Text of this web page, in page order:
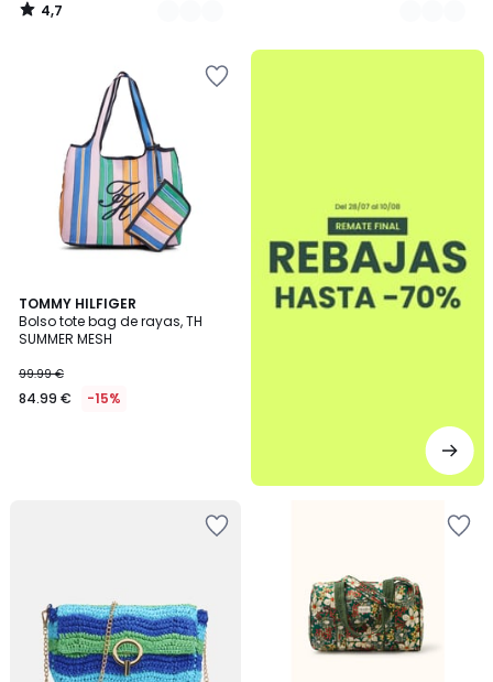
4,7
/
TOMMY HILFIGER
Bolso tote bag de rayas, TH
SUMMER MESH
99.99 €
84.99 € -15%
.